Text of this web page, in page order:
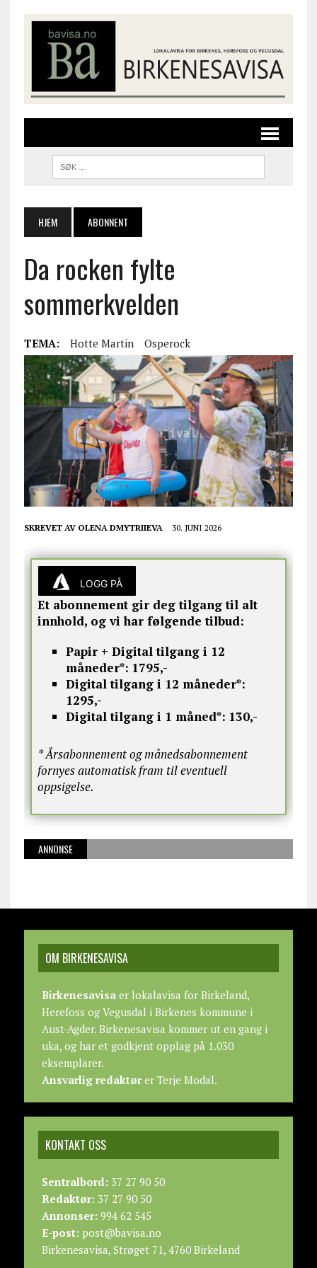
HJEM ABONNENT
Da rocken fylte
sommerkvelden
TEMA: Hotte Martin Osperock
SKREVET AV OLENA DMYTRIIEVA 30. JUNI 2026
LOGG PÅ
Et abonnement gir deg tilgang til alt
innhold, og vi har følgende tilbud:
Papir + Digital tilgang i 12
måneder*: 1795,-
Digital tilgang i 12 måneder*:
1295,-
Digital tilgang i 1 måned*: 130,-
* Årsabonnement og månedsabonnement
fornyes automatisk fram til eventuell
oppsigelse.
ANNONSE
OM BIRKENESAVISA
Birkenesavisaer lokalavisa for Birkeland,
Herefoss og Vegusdal i Birkenes kommune i
Aust-Agder. Birkenesavisa kommer ut en gang i
uka, og har et godkjent opplag på 1.030
eksemplarer.
Ansvarlig redaktører Terje Modal.
KONTAKT OSS
Sentralbord:37 27 90 50
Redaktør:37 27 90 50
Annonser:994 62 545
E-post:post@bavisa.no
Birkenesavisa, Strøget 71, 4760 Birkeland